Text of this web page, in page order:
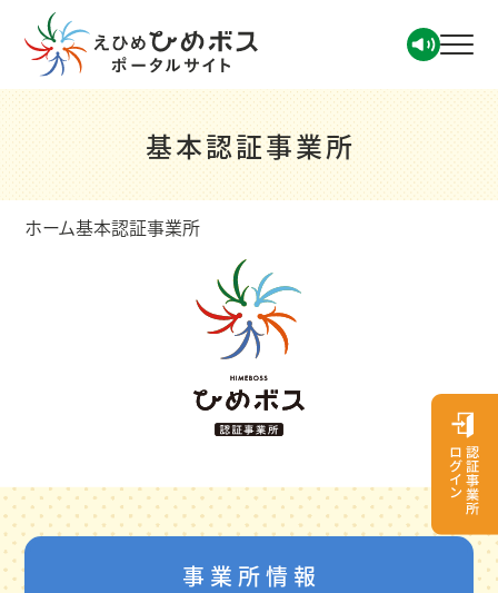
基本認証事業所
ホーム基本認証事業所
事業所情報